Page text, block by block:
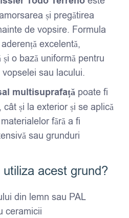
și pregătirea
de vopsire. Formula
excelentă,
o bază uniformă pentru
sau lacului.
multisuprafață poate fi
și la exterior și se aplică
fără a fi
sau grunduri
acest grund?
din lemn sau PAL
ceramicii